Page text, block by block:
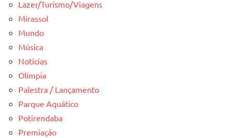
Lazer/Turismo/Viagens
Mirassol
Mundo
Música
Notícias
Olímpia
Palestra / Lançamento
Parque Aquático
Potirendaba
Premiação